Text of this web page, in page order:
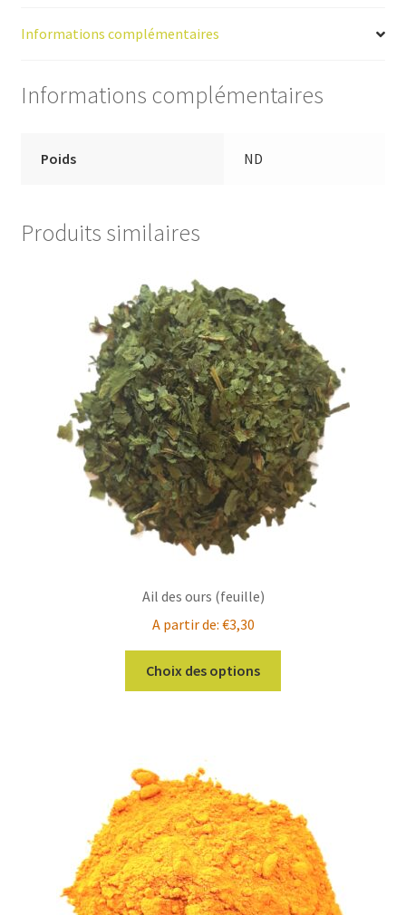
Informations complémentaires
Informations complémentaires
Poids ND
Produits similaires
Ail des ours (feuille)
A partir de: €3,30
Choix des options
peuvent
être
choisies
sur
la